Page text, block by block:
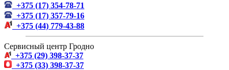
+375 (17) 354-78-71
+375 (17) 357-79-16
+375 (44) 779-43-88
Сервисный центр Гродно
+375 (29) 398-37-37
+375 (33) 398-37-37